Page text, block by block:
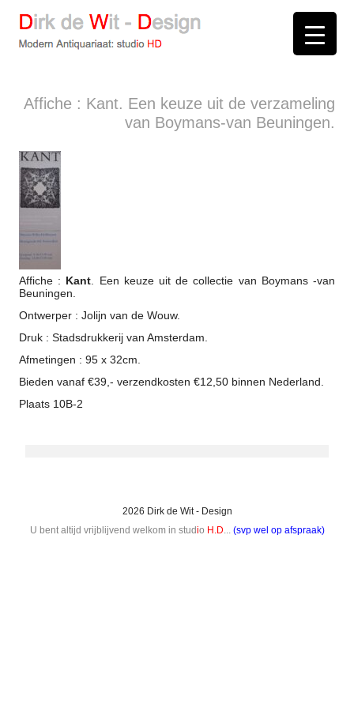
Dirk de Wit - Design
Modern Antiquariaat: studio HD
Affiche : Kant. Een keuze uit de verzameling
van Boymans-van Beuningen.
Affiche : Kant . Een keuze uit de collectie van Boymans -van
Beuningen.
Ontwerper : Jolijn van de Wouw.
Druk : Stadsdrukkerij van Amsterdam.
Afmetingen : 95 x 32cm.
Bieden vanaf €39,- verzendkosten €12,50 binnen Nederland.
Plaats 10B-2
2026 Dirk de Wit - Design
U bent altijd vrijblijvend welkom in studio H.D... (svp wel op afspraak)